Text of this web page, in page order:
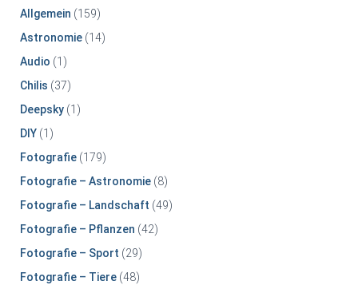
Allgemein (159)
Astronomie (14)
Audio (1)
Chilis (37)
Deepsky (1)
DIY (1)
Fotografie (179)
Fotografie – Astronomie (8)
Fotografie – Landschaft (49)
Fotografie – Pflanzen (42)
Fotografie – Sport (29)
Fotografie – Tiere (48)